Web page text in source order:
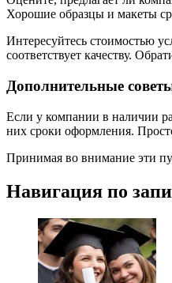
Хорошие образцы и макеты
Интересуйтесь стоимостью
соответствует качеству.
Дополнительные
Если у компании в наличии
них сроки оформления.
Принимая во внимание эти
Навигация по